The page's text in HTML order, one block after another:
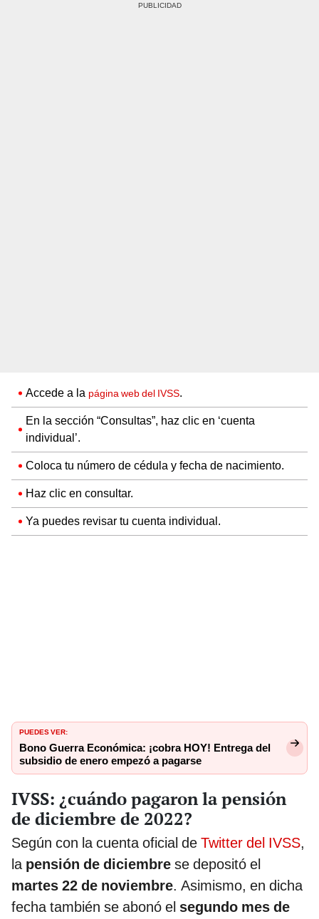
Accede a la página web del IVSS.
En la sección “Consultas”, haz clic en ‘cuenta
individual’.
Coloca tu número de cédula y fecha de nacimiento.
Haz clic en consultar.
Ya puedes revisar tu cuenta individual.
PUEDES VER:
Bono Guerra Económica: ¡cobra HOY! Entrega del
subsidio de enero empezó a pagarse
IVSS: ¿cuándo pagaron la pensión
de diciembre de 2022?
Según con la cuenta oficial de Twitter del IVSS,
la pensión de diciembre se depositó el
martes 22 de noviembre. Asimismo, en dicha
fecha también se abonó el segundo mes de